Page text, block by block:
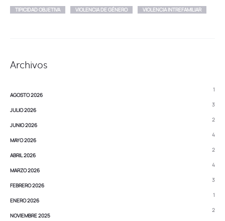
TIPICIDAD OBJETIVA VIOLENCIA DE GÉNERO VIOLENCIA INTREFAMILIAR
Archivos
AGOSTO 2026
1
JULIO 2026
3
JUNIO 2026
2
MAYO 2026
4
ABRIL 2026
2
MARZO 2026
4
FEBRERO 2026
3
ENERO 2026
1
NOVIEMBRE 2025
2